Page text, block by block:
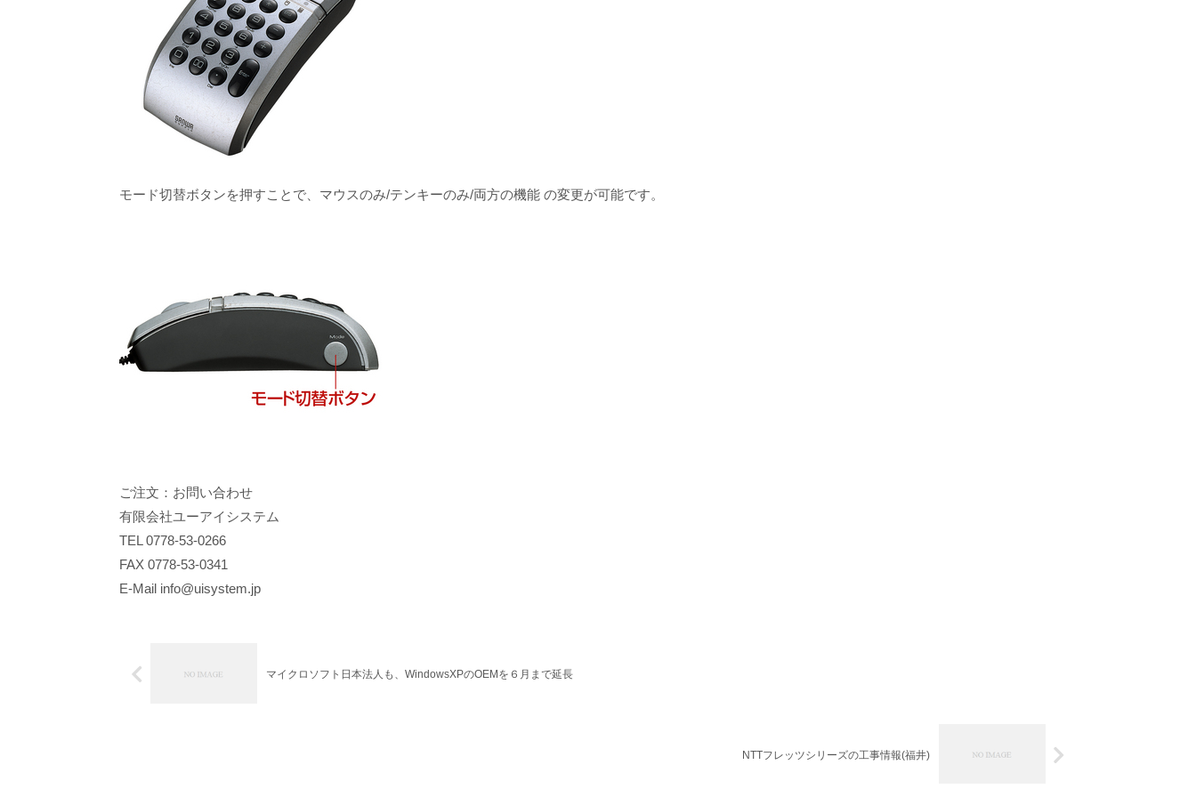
モード切替ボタンを押すことで、マウスのみ/テンキーのみ/両方の機能 の変更が可能です。
ご注文：お問い合わせ
有限会社ユーアイシステム
TEL 0778-53-0266
FAX 0778-53-0341
E-Mail info@uisystem.jp
マイクロソフト日本法人も、WindowsXPのOEMを６月まで延長
NTTフレッツシリーズの工事情報(福井)